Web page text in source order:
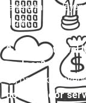
jenis armada,
dipilih.
2. Apakah travel
to door?
Ya, banyak
door to door